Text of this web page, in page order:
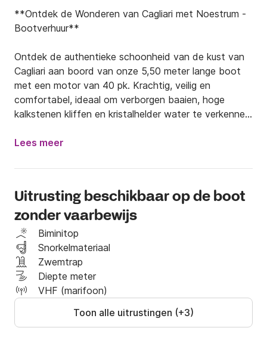
**Ontdek de Wonderen van Cagliari met Noestrum -
Bootverhuur**
Ontdek de authentieke schoonheid van de kust van
Cagliari aan boord van onze 5,50 meter lange boot
met een motor van 40 pk. Krachtig, veilig en
comfortabel, ideaal om verborgen baaien, hoge
kalkstenen kliffen en kristalhelder water te verkennen
personen, perfect voor gezinnen, vriendengroepen of
koppels die op zoek zijn naar ontspanning.
🔹 **Comfort**: Uitgerust met ruime zonbedden,
een zonnescherm voor schaduw en een ladder om
gemakkelijk uit het water te klimmen.
🔹 **Veiligheid**: Voor vertrek bieden wij een korte
veiligheids- en navigatieles aan. De motor van 40 pk
zorgt voor een soepele en veilige vaart, zelfs voor
Lees meer
Uitrusting beschikbaar op de boot
zonder vaarbewijs
Biminitop
Snorkelmateriaal
Zwemtrap
Diepte meter
VHF (marifoon)
Toon alle uitrustingen (+3)